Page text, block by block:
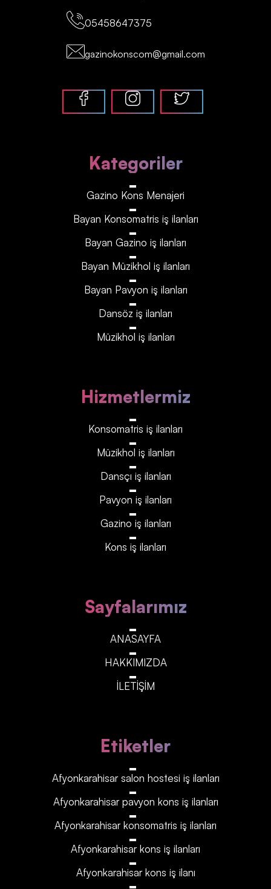
05458647375
gazinokonscom@gmail.com
Kategoriler
Gazino Kons Menajeri
Bayan Konsomatris iş ilanları
Bayan Gazino iş ilanları
Bayan Müzikhol iş ilanları
Bayan Pavyon iş ilanları
Dansöz iş ilanları
Müzikhol iş ilanları
Hizmetlermiz
Konsomatris iş ilanları
Müzikhol iş ilanları
Dansçı iş ilanları
Pavyon iş ilanları
Gazino iş ilanları
Kons iş ilanları
Sayfalarımız
ANASAYFA
HAKKIMIZDA
İLETİŞİM
Etiketler
Afyonkarahisar‎‎‎‎ salon hostesi iş ilanları
Afyonkarahisar‎‎‎‎ pavyon kons iş ilanları
Afyonkarahisar‎‎‎‎ konsomatris iş ilanları
Afyonkarahisar‎‎‎‎ kons iş ilanları
Afyonkarahisar‎‎‎‎ kons iş ilanı